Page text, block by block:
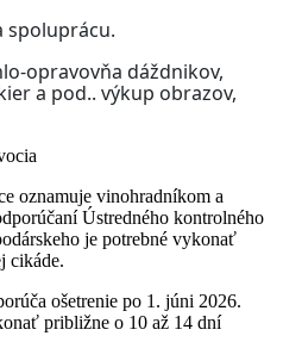
spoluprácu.
opravovňa dáždnikov,
a pod.. výkup obrazov,
oznamuje vinohradníkom a
Ústredného kontrolného
je potrebné vykonať
cikáde.
ošetrenie po 1. júni 2026.
približne o 10 až 14 dní